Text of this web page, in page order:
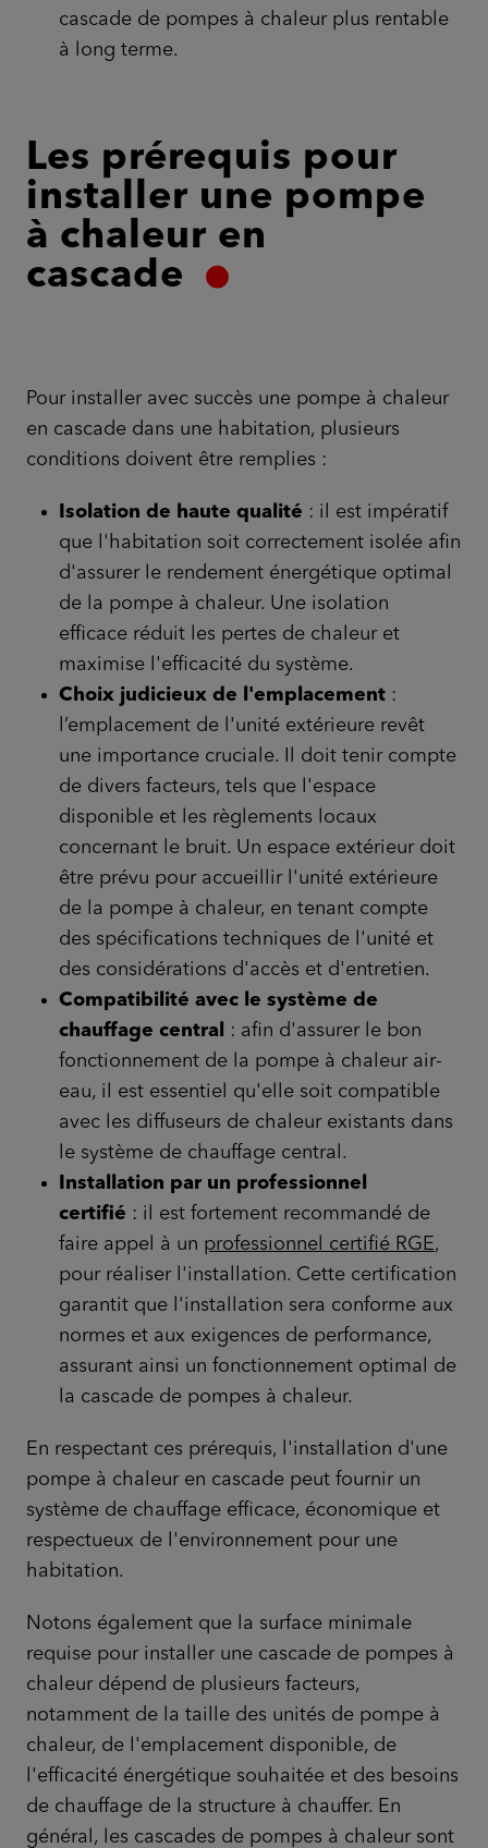
cascade de pompes à chaleur plus rentable
à long terme.
Les prérequis pour
installer une pompe
à chaleur en
cascade
Pour installer avec succès une pompe à chaleur
en cascade dans une habitation, plusieurs
conditions doivent être remplies :
Isolation de haute qualité : il est impératif
que l'habitation soit correctement isolée afin
d'assurer le rendement énergétique optimal
de la pompe à chaleur. Une isolation
efficace réduit les pertes de chaleur et
maximise l'efficacité du système.
Choix judicieux de l'emplacement :
l’emplacement de l'unité extérieure revêt
une importance cruciale. Il doit tenir compte
de divers facteurs, tels que l'espace
disponible et les règlements locaux
concernant le bruit. Un espace extérieur doit
être prévu pour accueillir l'unité extérieure
de la pompe à chaleur, en tenant compte
des spécifications techniques de l'unité et
des considérations d'accès et d'entretien.
Compatibilité avec le système de
chauffage central
: afin d'assurer le bon
fonctionnement de la pompe à chaleur air-
eau, il est essentiel qu'elle soit compatible
avec les diffuseurs de chaleur existants dans
le système de chauffage central.
Installation par un professionnel
certifié : il est fortement recommandé de
faire appel à un professionnel certifié RGE,
pour réaliser l'installation. Cette certification
garantit que l'installation sera conforme aux
normes et aux exigences de performance,
assurant ainsi un fonctionnement optimal de
la cascade de pompes à chaleur.
En respectant ces prérequis, l'installation d'une
pompe à chaleur en cascade peut fournir un
système de chauffage efficace, économique et
respectueux de l'environnement pour une
habitation.
Notons également que la surface minimale
requise pour installer une cascade de pompes à
chaleur dépend de plusieurs facteurs,
notamment de la taille des unités de pompe à
chaleur, de l'emplacement disponible, de
l'efficacité énergétique souhaitée et des besoins
de chauffage de la structure à chauffer. En
général, les cascades de pompes à chaleur sont